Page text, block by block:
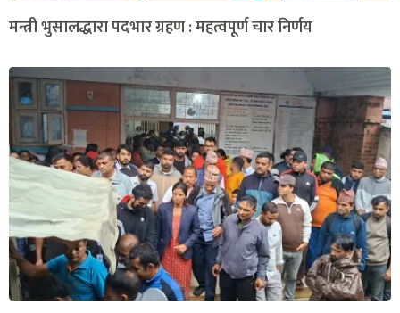
मन्त्री भुसालद्धारा पदभार ग्रहण : महत्वपूर्ण चार निर्णय